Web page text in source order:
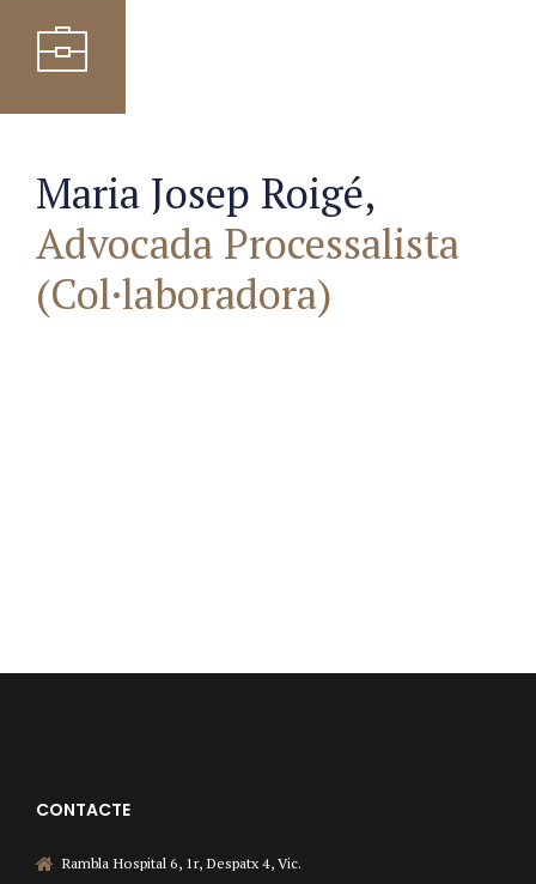
Maria Josep Roigé,
Advocada Processalista
(Col·laboradora)
CONTACTE
Rambla Hospital 6, 1r, Despatx 4, Vic.